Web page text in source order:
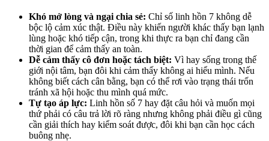
Khó mở lòng và ngại chia sẻ: Chỉ số linh hồn 7 không dễ
bộc lộ cảm xúc thật. Điều này khiến người khác thấy bạn lạnh
lùng hoặc khó tiếp cận, trong khi thực ra bạn chỉ đang cần
thời gian để cảm thấy an toàn.
Dễ cảm thấy cô đơn hoặc tách biệt: Vì hay sống trong thế
giới nội tâm, bạn đôi khi cảm thấy không ai hiểu mình. Nếu
không biết cách cân bằng, bạn có thể rơi vào trạng thái trốn
tránh xã hội hoặc thu mình quá mức.
Tự tạo áp lực: Linh hồn số 7 hay đặt câu hỏi và muốn mọi
thứ phải có câu trả lời rõ ràng nhưng không phải điều gì cũng
cần giải thích hay kiểm soát được, đôi khi bạn cần học cách
buông nhẹ.